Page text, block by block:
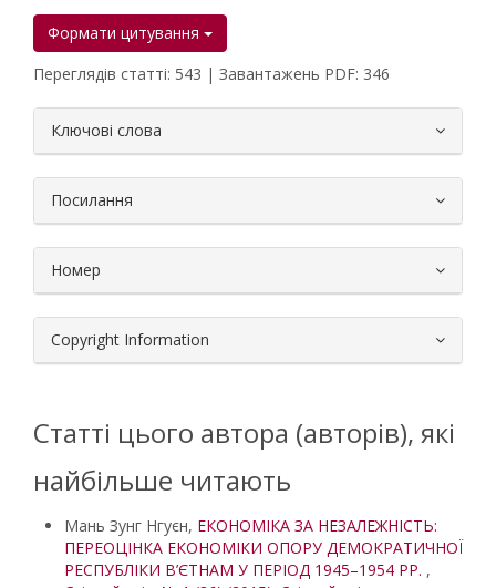
Формати цитування
Переглядів статті: 543 | Завантажень PDF: 346
Ключові слова
Посилання
Номер
Copyright Information
Статті цього автора (авторів), які
найбільше читають
Мань Зунг Нгуєн, ЕКОНОМІКА ЗА НЕЗАЛЕЖНІСТЬ:
ПЕРЕОЦІНКА ЕКОНОМІКИ ОПОРУ ДЕМОКРАТИЧНОЇ
РЕСПУБЛІКИ В’ЄТНАМ У ПЕРІОД 1945–1954 РР. ,